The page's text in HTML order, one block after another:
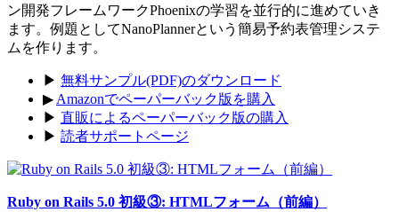
ン開発フレームワークPhoenixの学習を並行的に進めていき
ます。例題としてNanoPlannerという簡易予約表管理システ
ムを作ります。
▶ 無料サンプル(PDF)のダウンロード
▶ Amazonでペーパーバック版を購入
▶ 直販によるペーパーバック版の購入
▶ 読者サポートページ
Ruby on Rails 5.0 初級③: HTMLフォーム（前編）